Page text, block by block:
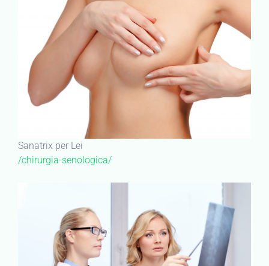
Sanatrix per Lei
/chirurgia-senologica/